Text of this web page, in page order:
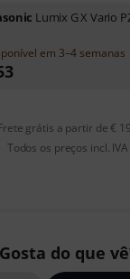
Lumix G X Vario
em 3–4 semanas
grátis a partir de €
Todos os preços incl. IVA
Gosta do que